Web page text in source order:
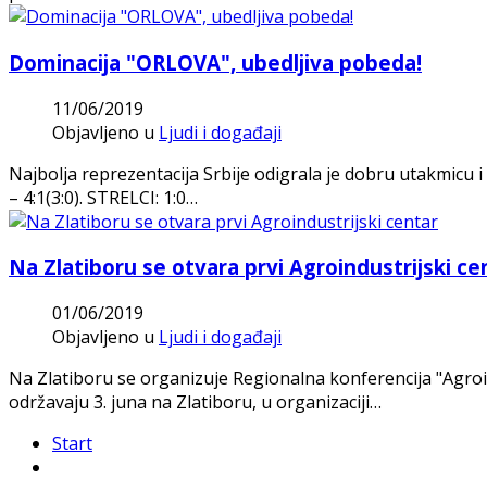
Dominacija "ORLOVA", ubedljiva pobeda!
11/06/2019
Objavljeno u Ljudi i događaji
Najbolja reprezentacija Srbije odigrala je dobru utakmicu
– 4:1(3:0). STRELCI: 1:0…
Na Zlatiboru se otvara prvi Agroindustrijski
01/06/2019
Objavljeno u Ljudi i događaji
Na Zlatiboru se organizuje Regionalna konferencija
održavaju 3. juna na Zlatiboru, u organizaciji…
Start